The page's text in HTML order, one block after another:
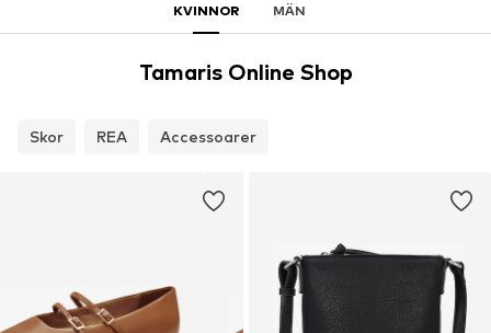
KVINNOR MÄN
Tamaris Online Shop
Skor REA Accessoarer